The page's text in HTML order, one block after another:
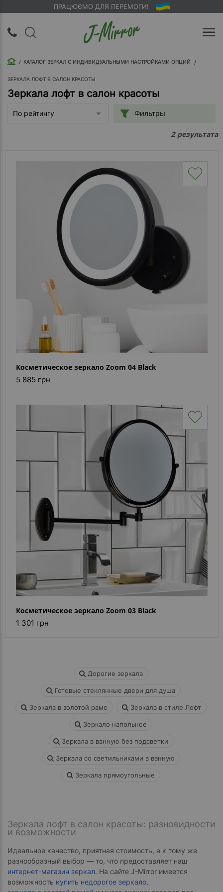
ПРАЦЮЄМО ДЛЯ ПЕРЕМОГИ!
Вход |
О
Доставка
Каталог
зеркал
Шкафчики
Душевые
наличии
Помошь
(вопрос
- ответ)
Контакты
КАТАЛОГ ЗЕРКАЛ С ИНДИВИДУАЛЬНЫМИ НАСТРОЙКАМИ ОПЦИЙ
ЗЕРКАЛА ЛОФТ В САЛОН КРАСОТЫ
Зеркала лофт в салон красоты
По рейтингу Фильтры
2результата
Косметическое зеркало Zoom 04 Black
5 885 грн
Косметическое зеркало Zoom 03 Black
1 301 грн
Дорогие зеркала
Готовые стеклянные двери для душа
Зеркала в золотой раме Зеркала в стиле Лофт
Зеркало напольное
Зеркала в ванную без подсветки
Зеркала со светильниками в ванную
Зеркала прямоугольные
Зеркала лофт в салон красоты: разновидности
и возможности
Идеальное качество, приятная стоимость, а к тому же
разнообразный выбор — то, что предоставляет наш
интернет-магазин зеркал. На сайте J-Mirror имеется
возможность купить недорогое зеркало,